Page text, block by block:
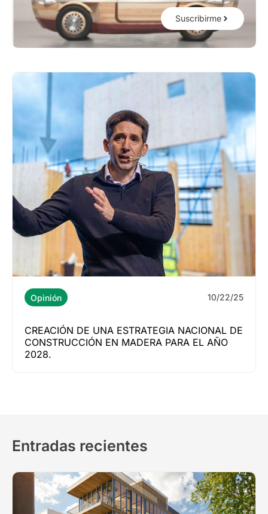
Suscribirme
Opinión 10/22/25
CREACIÓN DE UNA ESTRATEGIA NACIONAL DE
CONSTRUCCIÓN EN MADERA PARA EL AÑO
2028.
Entradas recientes